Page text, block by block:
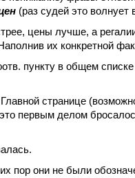
(раз судей это волнует
цены лучше, а
их конкретной
пункту в общем
странице
первым делом
пор они не были